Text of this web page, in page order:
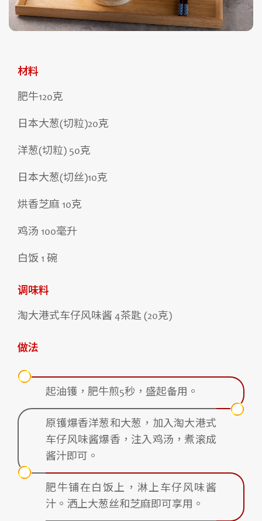
材料
肥牛120克
日本大葱(切粒)20克
洋葱(切粒) 50克
日本大葱(切丝)10克
烘香芝麻 10克
鸡汤 100毫升
白饭 1 碗
调味料
淘大港式车仔风味酱 4茶匙 (20克)
做法
起油镬，肥牛煎5秒，盛起备用。
原镬爆香洋葱和大葱，加入淘大港式
车仔风味酱爆香，注入鸡汤，煮滚成
酱汁即可。
肥牛铺在白饭上，淋上车仔风味酱
汁。洒上大葱丝和芝麻即可享用。